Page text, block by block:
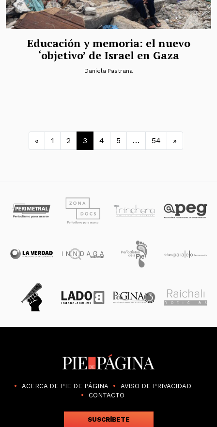
Educación y memoria: el nuevo
‘objetivo’ de Israel en Gaza
Daniela Pastrana
Navegación de entradas
« 1 2 3 4 5 … 54 »
ACERCA DE PIE DE PÁGINA
AVISO DE PRIVACIDAD
CONTACTO
SUSCRÍBETE